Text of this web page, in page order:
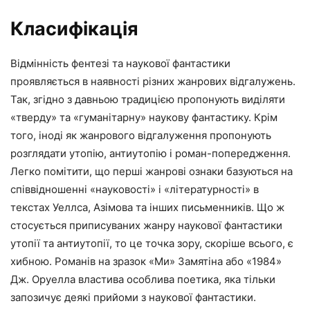
Класифікація
Відмінність фентезі та наукової фантастики
проявляється в наявності різних жанрових відгалужень.
Так, згідно з давньою традицією пропонують виділяти
«тверду» та «гуманітарну» наукову фантастику. Крім
того, іноді як жанрового відгалуження пропонують
розглядати утопію, антиутопію і роман-попередження.
Легко помітити, що перші жанрові ознаки базуються на
співвідношенні «науковості» і «літературності» в
текстах Уеллса, Азімова та інших письменників. Що ж
стосується приписуваних жанру наукової фантастики
утопії та антиутопії, то це точка зору, скоріше всього, є
хибною. Романів на зразок «Ми» Замятіна або «1984»
Дж. Оруелла властива особлива поетика, яка тільки
запозичує деякі прийоми з наукової фантастики.